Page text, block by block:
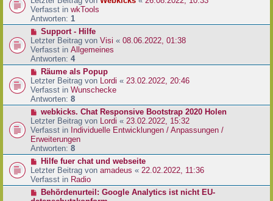
i
t
r
a
g
u
e
r
B
e
i
t
a
g
Verfasst in wkTools
Antworten: 1
N
e
u
e
r
B
e
i
t
a
g
Support - Hilfe
Letzter Beitrag von Visi « 08.06.2022, 01:38
Verfasst in Allgemeines
Antworten: 4
N
e
u
e
r
B
e
i
t
r
a
g
Räume als Popup
Letzter Beitrag von Lordi « 23.02.2022, 20:46
Verfasst in Wunschecke
Antworten: 8
N
e
u
e
r
B
e
i
t
webkicks. Chat Responsive Bootstrap 2020 Holen
Letzter Beitrag von Lordi « 23.02.2022, 15:32
Verfasst in Individuelle Entwicklungen / Anpassungen /
Erweiterungen
Antworten: 8
N
e
u
e
Hilfe fuer chat und webseite
Letzter Beitrag von amadeus « 22.02.2022, 11:36
Verfasst in Radio
NBehördenurteil: Google Analytics ist nicht EU-